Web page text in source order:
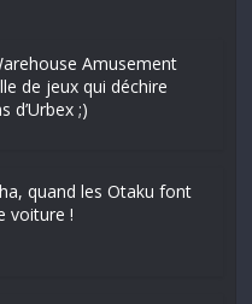
Amusement
de jeux qui déchire
d’Urbex ;)
quand les Otaku font
voiture !